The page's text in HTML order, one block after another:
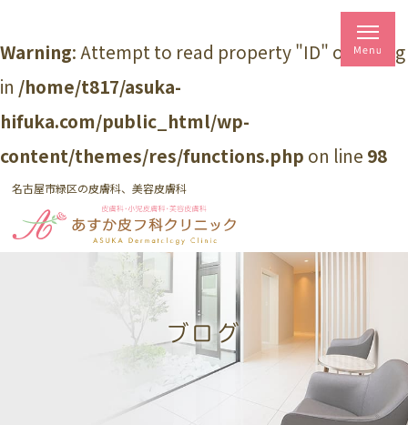
Warning: Attempt to read property "ID" on string
in /home/t817/asuka-
hifuka.com/public_html/wp-
content/themes/res/functions.php on line 98
名古屋市緑区の皮膚科、美容皮膚科
ブログ